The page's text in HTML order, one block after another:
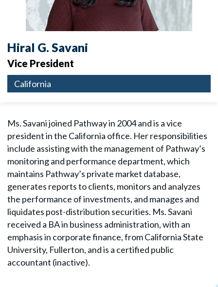
Hiral G. Savani
Vice President
California
Ms. Savani joined Pathway in 2004 and is a vice
president in the California office. Her responsibilities
include assisting with the management of Pathway’s
monitoring and performance department, which
maintains Pathway’s private market database,
generates reports to clients, monitors and analyzes
the performance of investments, and manages and
liquidates post-distribution securities. Ms. Savani
received a BA in business administration, with an
emphasis in corporate finance, from California State
University, Fullerton, and is a certified public
accountant (inactive).